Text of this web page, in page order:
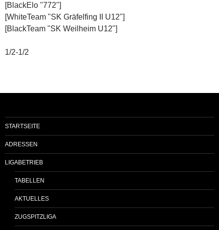
[BlackElo "772"]
[WhiteTeam "SK Gräfelfing II U12"]
[BlackTeam "SK Weilheim U12"]
1/2-1/2
STARTSEITE
ADRESSEN
LIGABETRIEB
TABELLEN
AKTUELLES
ZUGSPITZLIGA